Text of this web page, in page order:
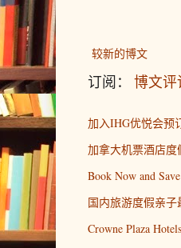
较新的博文
订阅： 博文评
加入IHG优悦会预
加拿大机票酒店度
Book Now and
国内旅游度假亲子
Crowne Plaza